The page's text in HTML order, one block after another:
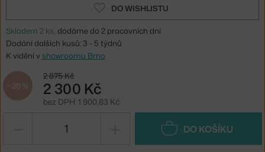
DO WISHLISTU
Skladem 2 ks, dodáme do 2 pracovních dní
Dodání dalších kusů: 3 - 5 týdnů
K vidění v showroomu Brno
−20 %
2 875 Kč
2 300 Kč
bez DPH: 1 900,83 Kč
DO KOŠÍKU